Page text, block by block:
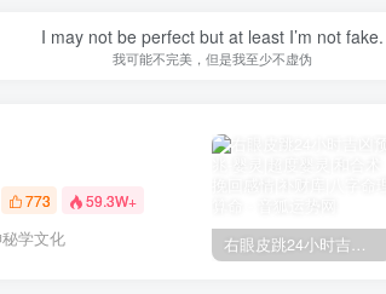
I may not be perfect but at least I’m not fake.
我可能不完美，但是我至少不虚伪
773 59.3W+
学文化